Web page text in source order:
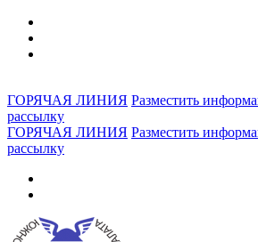
ГОРЯЧАЯ ЛИНИЯ Разместить
рассылку
ГОРЯЧАЯ ЛИНИЯ Разместить
рассылку